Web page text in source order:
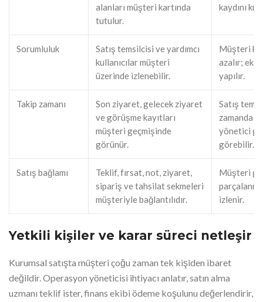
alanları müşteri kartında
tutulur.
kaydını
Sorumluluk
Satış temsilcisi ve yardımcı
kullanıcılar müşteri
üzerinde izlenebilir.
Müşteri
azalır;
yapılır.
Takip zamanı
Son ziyaret, gelecek ziyaret
ve görüşme kayıtları
müşteri geçmişinde
görünür.
Satış
zamanda
yönetici
görebilir.
Satış bağlamı
Teklif, fırsat, not, ziyaret,
sipariş ve tahsilat sekmeleri
müşteriyle bağlantılıdır.
Müşteri
izlenir.
Yetkili kişiler ve karar süreci netleşir
Kurumsal satışta müşteri çoğu zaman tek kişiden ibaret
değildir. Operasyon yöneticisi ihtiyacı anlatır, satın alma
uzmanı teklif ister, finans ekibi ödeme koşulunu değerlendirir,